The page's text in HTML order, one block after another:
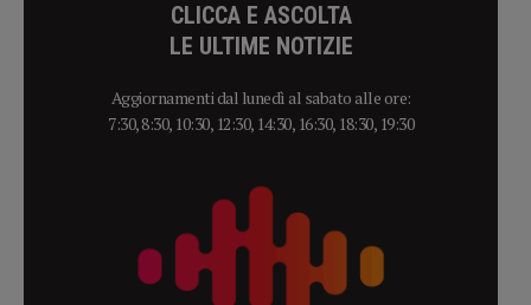
CLICCA E ASCOLTA
LE ULTIME NOTIZIE
Aggiornamenti dal lunedì al sabato alle ore:
7:30, 8:30, 10:30, 12:30, 14:30, 16:30, 18:30, 19:30